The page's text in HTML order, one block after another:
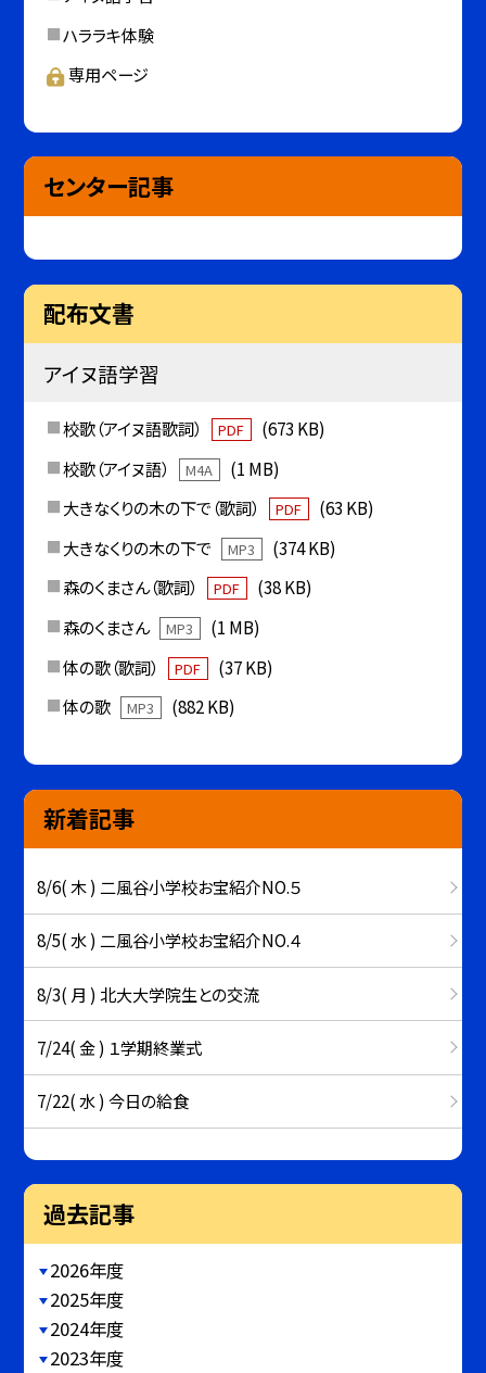
ハララキ体験
専用ページ
センター記事
配布文書
アイヌ語学習
校歌（アイヌ語歌詞） PDF
(673 KB)
校歌（アイヌ語）
M4A
(1 MB)
大きなくりの木の下で（歌詞）
PDF
(63 KB)
大きなくりの木の下で
MP3
(374 KB)
森のくまさん（歌詞）
PDF
(38 KB)
森のくまさん
MP3
(1 MB)
体の歌（歌詞）
PDF
(37 KB)
体の歌
MP3 (882 KB)
新着記事
8/6( 木 ) 二風谷小学校お宝紹介NO.５
8/5( 水 ) 二風谷小学校お宝紹介NO.４
8/3( 月 ) 北大大学院生との交流
7/24( 金 ) １学期終業式
7/22( 水 ) 今日の給食
過去記事
2026年度
2025年度
2024年度
2023年度